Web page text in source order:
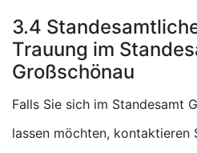
3.4
Trauung im
Großschönau
Falls Sie sich im Standesamt
lassen möchten, kontaktieren